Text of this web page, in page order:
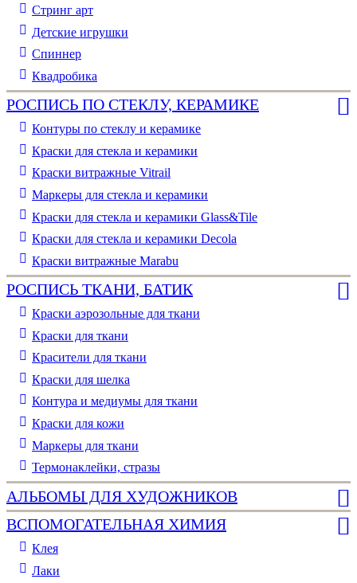
Стринг арт
Детские игрушки
Спиннер
Квадробика
РОСПИСЬ ПО СТЕКЛУ, КЕРАМИКЕ
Контуры по стеклу и керамике
Краски для стекла и керамики
Краски витражные Vitrail
Маркеры для стекла и керамики
Краски для стекла и керамики Glass&Tile
Краски для стекла и керамики Decola
Краски витражные Marabu
РОСПИСЬ ТКАНИ, БАТИК
Краски аэрозольные для ткани
Краски для ткани
Красители для ткани
Краски для шелка
Контура и медиумы для ткани
Краски для кожи
Маркеры для ткани
Термонаклейки, стразы
АЛЬБОМЫ ДЛЯ ХУДОЖНИКОВ
ВСПОМОГАТЕЛЬНАЯ ХИМИЯ
Клея
Лаки